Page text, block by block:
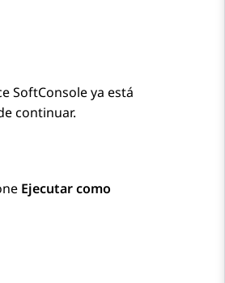
SoftConsoleya está
continuar.
Ejecutar como